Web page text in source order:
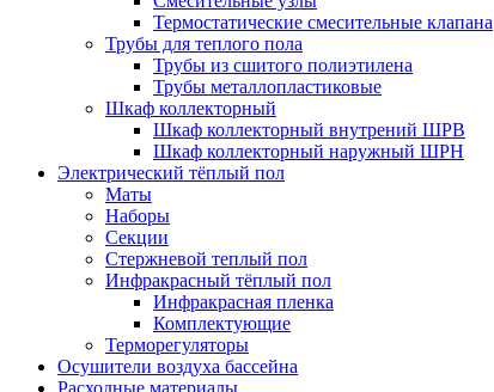
Термостатические смесительные клапана
Трубы для теплого пола
Трубы из сшитого полиэтилена
Трубы металлопластиковые
Шкаф коллекторный
Шкаф коллекторный внутрений ШРВ
Шкаф коллекторный наружный ШРН
Электрический тёплый пол
Маты
Наборы
Секции
Стержневой теплый пол
Инфракрасный тёплый пол
Инфракрасная пленка
Комплектующие
Терморегуляторы
Осушители воздуха бассейна